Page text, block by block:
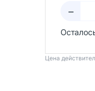
–
Цена